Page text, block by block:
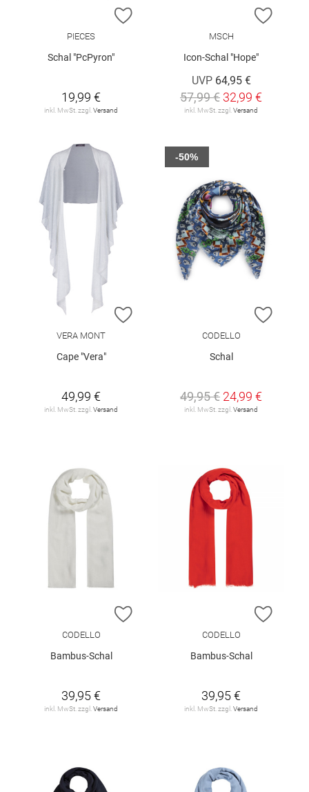
ZUR WUNSCHLISTE HINZUFÜGEN
PIECES
Schal "PcPyron"
19,99 €
inkl. MwSt. zzgl. Versand
ZUR
MSCH
Icon-Schal "Hope"
UVP 64,95 €
57,99 € 32,99 €
inkl. MwSt. zzgl. Versand
ZUR WUNSCHLISTE HINZUFÜGEN
VERA MONT
Cape "Vera"
49,99 €
inkl. MwSt. zzgl. Versand
ZUR
CODELLO
Schal
49,95 € 24,99 €
inkl. MwSt. zzgl. Versand
-50%
ZUR WUNSCHLISTE HINZUFÜGEN
CODELLO
Bambus-Schal
39,95 €
inkl. MwSt. zzgl. Versand
ZUR
CODELLO
Bambus-Schal
39,95 €
inkl. MwSt. zzgl. Versand